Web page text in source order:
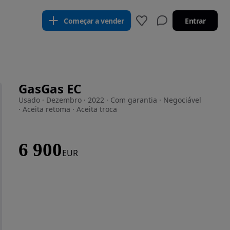
Começar a vender Entrar
GasGas EC
Usado · Dezembro · 2022 · Com garantia · Negociável
· Aceita retoma · Aceita troca
6 900EUR